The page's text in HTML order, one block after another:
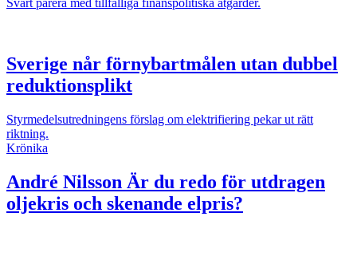
Svårt parera med tillfälliga finanspolitiska åtgärder.
Sverige når förnybartmålen utan dubbel
reduktionsplikt
Styrmedelsutredningens förslag om elektrifiering pekar ut rätt
riktning.
Krönika
André Nilsson Är du redo för utdragen
oljekris och skenande elpris?